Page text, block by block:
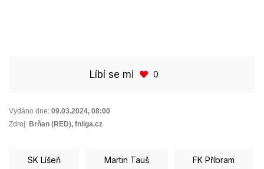
Líbí se mi 0
Vydáno dne: 09.03.2024, 08:00
Zdroj: Brňan (RED), fnliga.cz
SK Líšeň Martin Tauš FK Příbram